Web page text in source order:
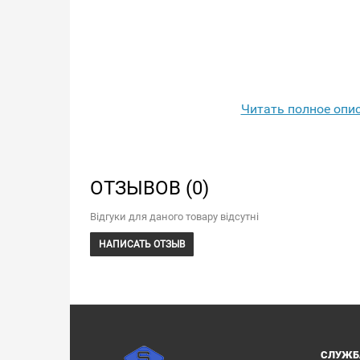
Читать полное
ОТЗЫВОВ (0)
Відгуки для даного товару відсутні
НАПИСАТЬ ОТЗЫВ